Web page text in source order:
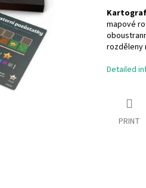
mapové
rozděleny
Detailed
PRINT